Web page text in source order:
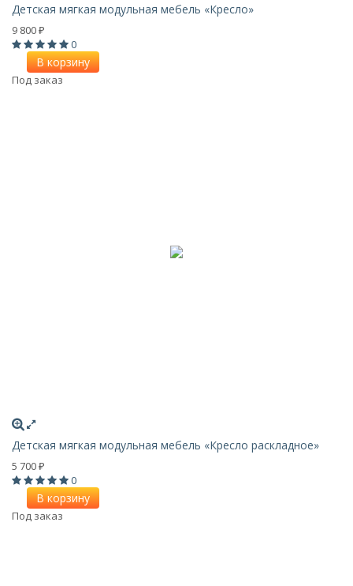
Детская мягкая модульная мебель «Кресло»
9 800 ₽
0
В корзину
Под заказ
Детская мягкая модульная мебель «Кресло раскладное»
5 700 ₽
0
В корзину
Под заказ